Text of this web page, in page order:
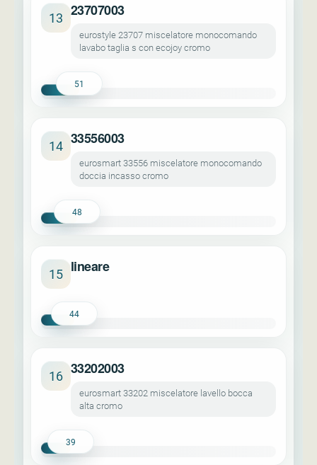
13 23707003
eurostyle 23707 miscelatore monocomando
lavabo taglia s con ecojoy cromo
51
14 33556003
eurosmart 33556 miscelatore monocomando
doccia incasso cromo
48
15 lineare
44
16 33202003
eurosmart 33202 miscelatore lavello bocca
alta cromo
39